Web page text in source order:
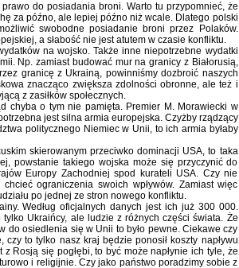
do posiadania broni. Warto tu przypomnieć, że
za późno, ale lepiej późno niż wcale. Dlatego polski
swobodne posiadanie broni przez Polaków.
a słabość nie jest atutem w czasie konfliktu.
na wojsko. Także inne niepotrzebne wydatki
Np. zamiast budować mur na granicy z Białorusią,
granicę z Ukrainą, powinniśmy dozbroić naszych
znacząco zwiększa zdolności obronne, ale też i
z zasiłków społecznych.
chyba o tym nie pamięta. Premier M. Morawiecki w
jest silna armia europejska. Czyżby rządzący
politycznego Niemiec w Unii, to ich armia byłaby
skierowanym przeciwko dominacji USA, to taka
powstanie takiego wojska może się przyczynić do
Europy Zachodniej spod kurateli USA. Czy nie
ograniczenia swoich wpływów. Zamiast więc
po jednej ze stron nowego konfliktu.
Według oficjalnych danych jest ich już 300 000.
Ukraińcy, ale ludzie z różnych części świata. Że
do osiedlenia się w Unii to było pewne. Ciekawe czy
to tylko nasz kraj będzie ponosił koszty napływu
Rosją się pogłębi, to być może napłynie ich tyle, że
i religijnie. Czy jako państwo poradzimy sobie z